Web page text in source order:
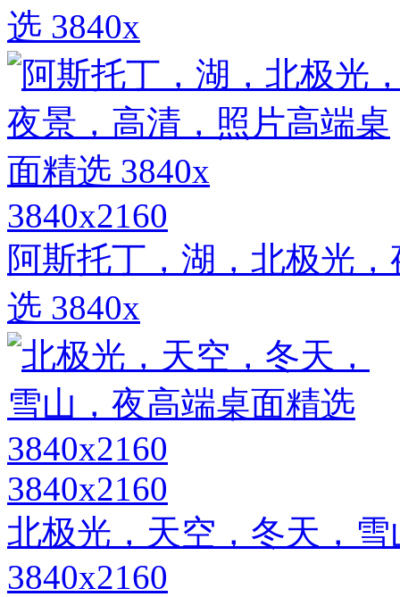
选 3840x
3840x2160
阿斯托丁，湖，北极光
选 3840x
3840x2160
北极光，天空，冬天，
3840x2160